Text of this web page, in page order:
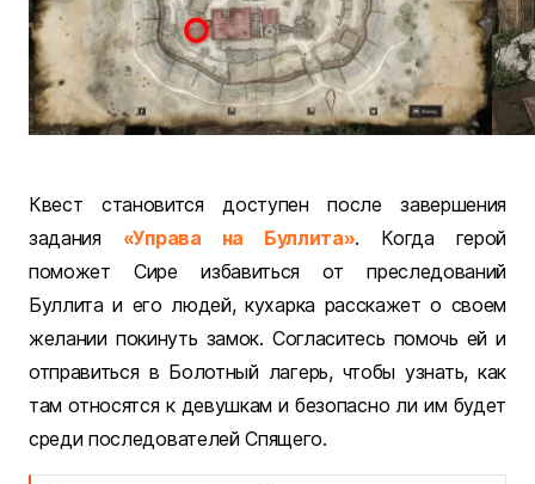
Квест становится доступен после завершения
задания «Управа на Буллита». Когда герой
поможет Сире избавиться от преследований
Буллита и его людей, кухарка расскажет о своем
желании покинуть замок. Согласитесь помочь ей и
отправиться в Болотный лагерь, чтобы узнать, как
там относятся к девушкам и безопасно ли им будет
среди последователей Спящего.